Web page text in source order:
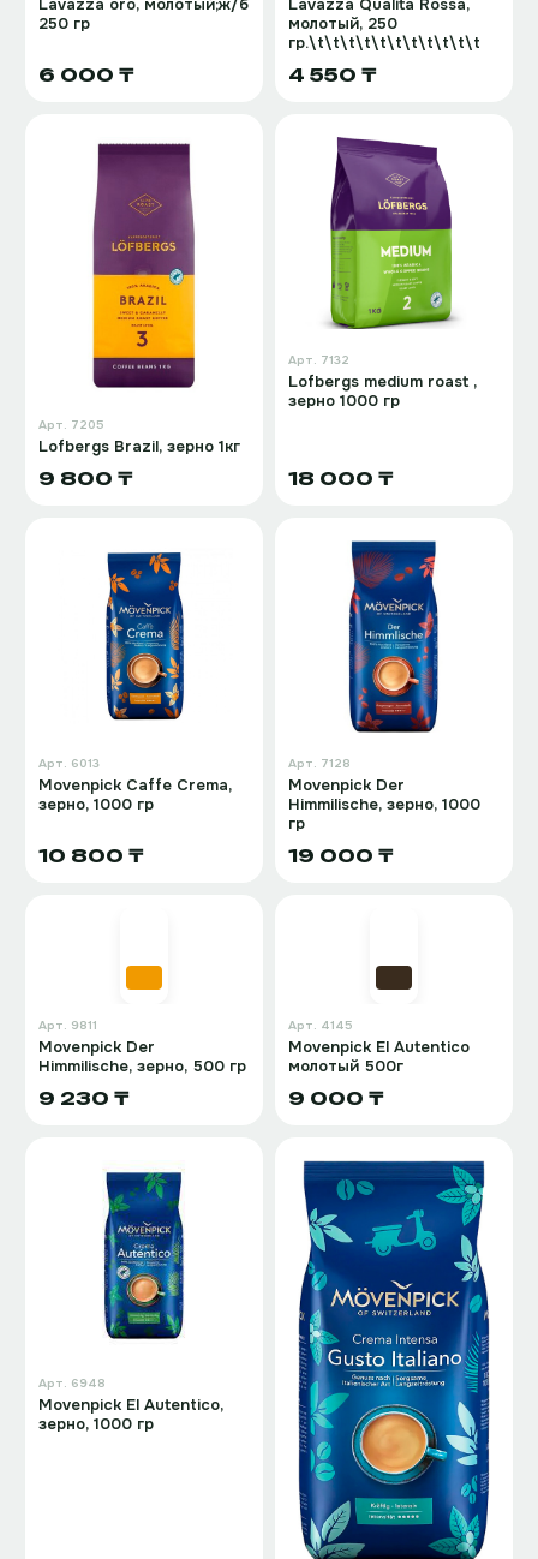
Lavazza oro, молотый;ж/б
250 гр
6 000 ₸
Lavazza Qualita Rossa,
молотый, 250
гр.\t\t\t\t\t\t\t\t\t\t\t
4 550 ₸
Арт. 7205
Lofbergs Brazil, зерно 1кг
9 800 ₸
Арт. 7132
Lofbergs medium roast ,
зерно 1000 гр
18 000 ₸
Арт. 6013
Movenpick Caffe Crema,
зерно, 1000 гр
10 800 ₸
Арт. 7128
Movenpick Der
Himmilische, зерно, 1000
гр
19 000 ₸
Арт. 9811
Movenpick Der
Himmilische, зерно, 500 гр
9 230 ₸
Арт. 4145
Movenpick El Autentico
молотый 500г
9 000 ₸
Арт. 6948
Movenpick El Autentico,
зерно, 1000 гр